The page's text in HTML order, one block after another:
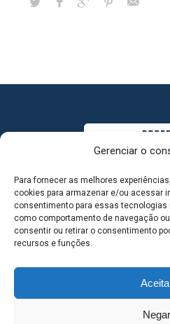
Gerenciar o
Para fornecer as melhores
cookies para armazenar e/ou acessar
consentimento para essas tecnologias
como comportamento de navegação
consentir ou retirar o consentimento
recursos e funções.
Negar
MAPA DO SITE
SEDE DO